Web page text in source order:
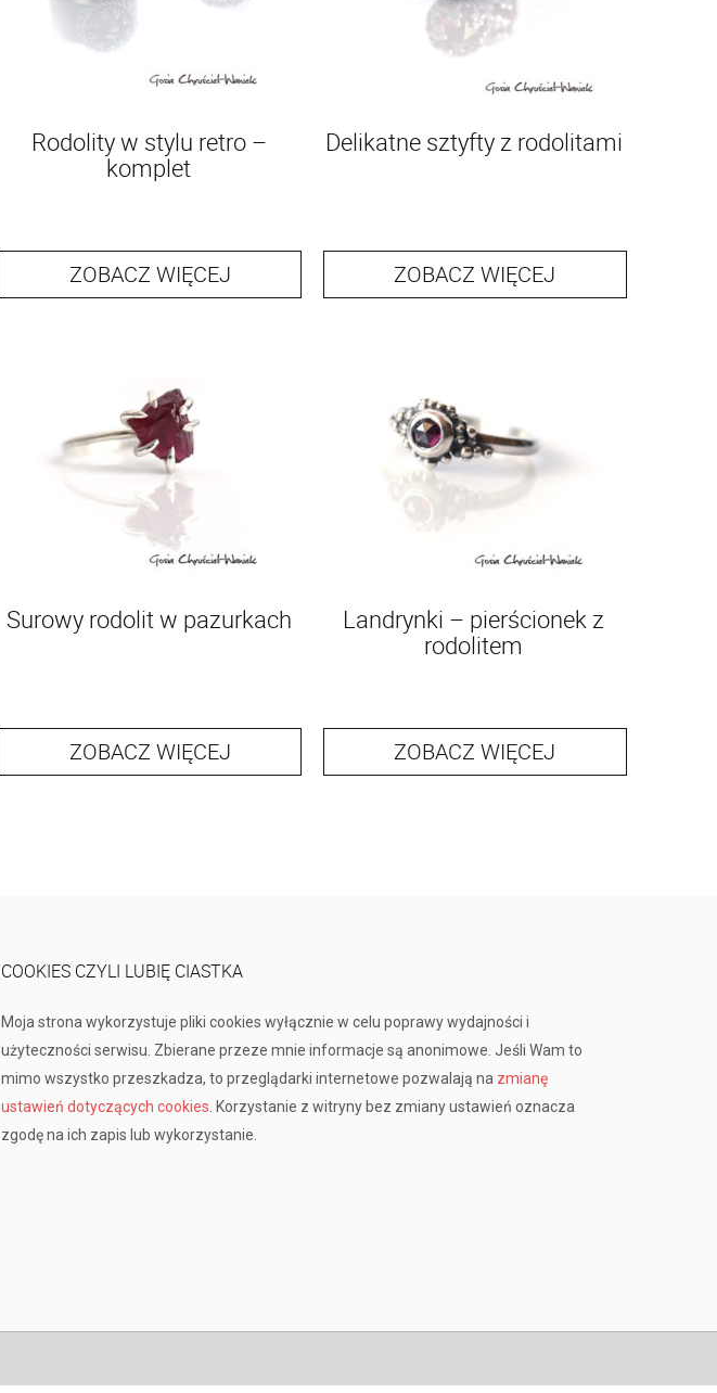
Rodolity w stylu retro –
komplet
ZOBACZ WIĘCEJ
Delikatne sztyfty z rodolitami
ZOBACZ WIĘCEJ
Surowy rodolit w pazurkach
ZOBACZ WIĘCEJ
Landrynki – pierścionek z
rodolitem
ZOBACZ WIĘCEJ
COOKIES CZYLI LUBIĘ CIASTKA
Moja strona wykorzystuje pliki cookies wyłącznie w celu poprawy wydajności i
użyteczności serwisu. Zbierane przeze mnie informacje są anonimowe. Jeśli Wam to
mimo wszystko przeszkadza, to przeglądarki internetowe pozwalają na zmianę
ustawień dotyczących cookies . Korzystanie z witryny bez zmiany ustawień oznacza
zgodę na ich zapis lub wykorzystanie.